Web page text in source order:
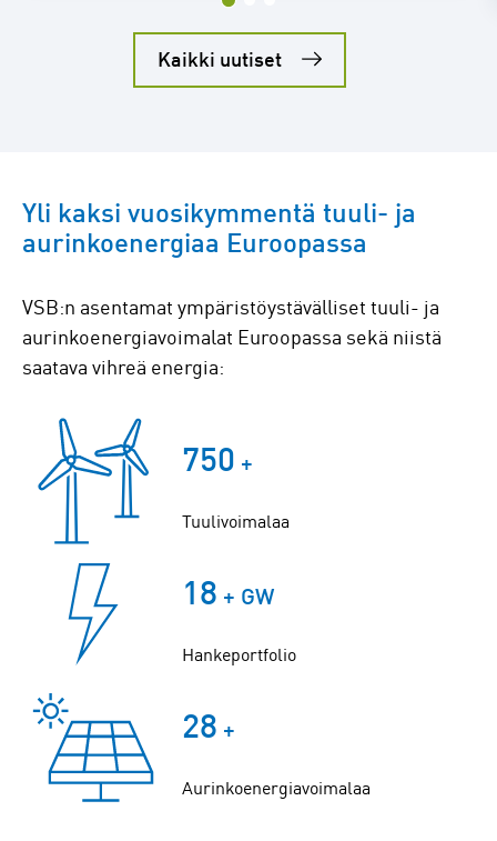
Kaikki uutiset
Yli kaksi vuosikymmentä tuuli- ja
aurinkoenergiaa Euroopassa
VSB:n asentamat ympäristöystävälliset tuuli- ja
aurinkoenergiavoimalat Euroopassa sekä niistä
saatava vihreä energia:
750 +
Tuulivoimalaa
20 + GW
Hankeportfolio
30 +
Aurinkoenergiavoimalaa